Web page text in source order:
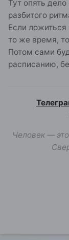
Тут опять
разбитого
Если ложиться
то же время,
Потом сами
расписанию,
Человек —